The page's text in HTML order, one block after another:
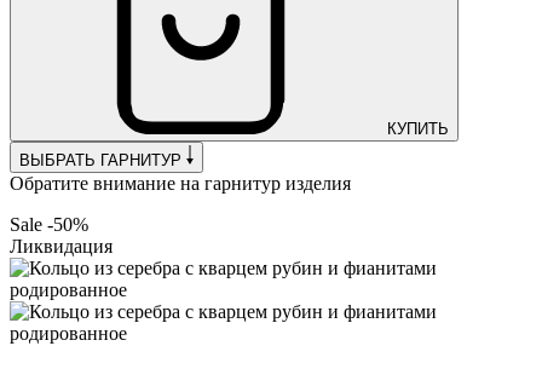
КУПИТЬ
ВЫБРАТЬ ГАРНИТУР
Обратите внимание на гарнитур изделия
Sale -50%
Ликвидация